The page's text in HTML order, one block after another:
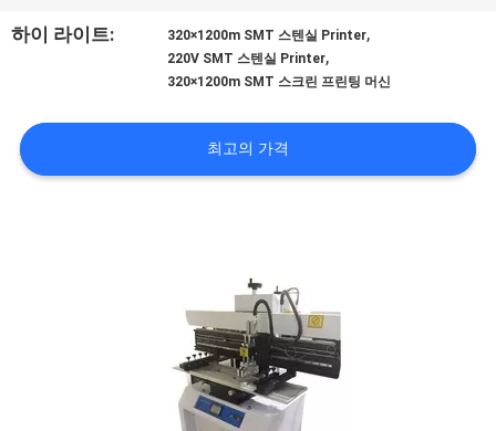
공
투
어
하이 라이트: 320×1200m SMT 스텐실 Printer,
220V SMT 스텐실 Printer,
320×1200m SMT 스크린 프린팅 머신
최고의 가격